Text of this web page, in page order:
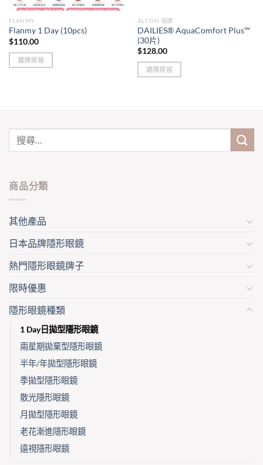
FLANMY
Flanmy 1 Day (10pcs)
$110.00
選擇規格
The
options
chosen
product
ALCON 視康
DAILIES® AquaComfort Plus™
(30片)
$128.00
選擇規格
variants.
商品分類
其他產品
日本品牌隱形眼鏡
熱門隱形眼鏡牌子
限時優惠
隱形眼鏡種類
1 Day日拋型隱形眼鏡
兩星期拋棄型隱形眼鏡
半年/年拋型隱形眼鏡
季拋型隱形眼鏡
散光隱形眼鏡
月拋型隱形眼鏡
老花漸進隱形眼鏡
遠視隱形眼鏡